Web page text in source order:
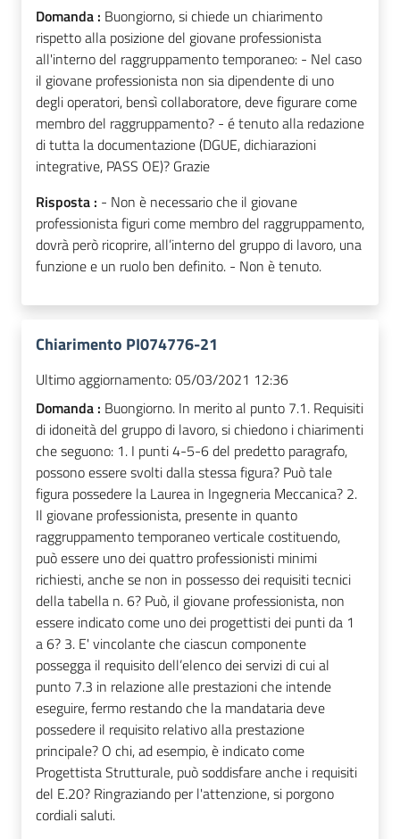
Domanda : Buongiorno, si chiede un chiarimento
rispetto alla posizione del giovane professionista
all'interno del raggruppamento temporaneo: - Nel caso
il giovane professionista non sia dipendente di uno
degli operatori, bensì collaboratore, deve figurare come
membro del raggruppamento? - é tenuto alla redazione
di tutta la documentazione (DGUE, dichiarazioni
integrative, PASS OE)? Grazie
Risposta : - Non è necessario che il giovane
professionista figuri come membro del raggruppamento,
dovrà però ricoprire, all’interno del gruppo di lavoro, una
funzione e un ruolo ben definito. - Non è tenuto.
Chiarimento PI074776-21
Ultimo aggiornamento:05/03/2021 12:36
Domanda : Buongiorno. In merito al punto 7.1. Requisiti
di idoneità del gruppo di lavoro, si chiedono i chiarimenti
che seguono: 1. I punti 4-5-6 del predetto paragrafo,
possono essere svolti dalla stessa figura? Può tale
figura possedere la Laurea in Ingegneria Meccanica? 2.
Il giovane professionista, presente in quanto
raggruppamento temporaneo verticale costituendo,
può essere uno dei quattro professionisti minimi
richiesti, anche se non in possesso dei requisiti tecnici
della tabella n. 6? Può, il giovane professionista, non
essere indicato come uno dei progettisti dei punti da 1
a 6? 3. E' vincolante che ciascun componente
possegga il requisito dell’elenco dei servizi di cui al
punto 7.3 in relazione alle prestazioni che intende
eseguire, fermo restando che la mandataria deve
possedere il requisito relativo alla prestazione
principale? O chi, ad esempio, è indicato come
Progettista Strutturale, può soddisfare anche i requisiti
del E.20? Ringraziando per l'attenzione, si porgono
cordiali saluti.